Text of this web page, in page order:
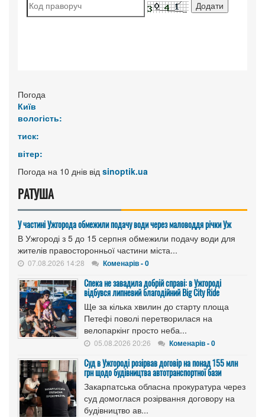
Погода
Київ
вологість:
тиск:
вітер:
Погода на 10 днів від sinoptik.ua
РАТУША
У частині Ужгорода обмежили подачу води через маловоддя річки Уж
В Ужгороді з 5 до 15 серпня обмежили подачу води для
жителів правосторонньої частини міста...
07.08.2026 14:28 Коменарів - 0
Спека не завадила добрій справі: в Ужгороді
відбувся липневий благодійний Big City Ride
Ще за кілька хвилин до старту площа
Петефі поволі перетворилася на
велопаркінг просто неба...
05.08.2026 20:26 Коменарів - 0
Cуд в Ужгороді розірвав договір на понад 155 млн
грн щодо будівництва автотранспортної бази
Закарпатська обласна прокуратура через
суд домоглася розірвання договору на
будівництво ав...